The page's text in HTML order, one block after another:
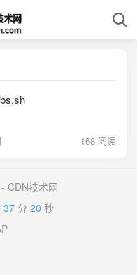
168 阅读
CDN技术网
37 分 20 秒